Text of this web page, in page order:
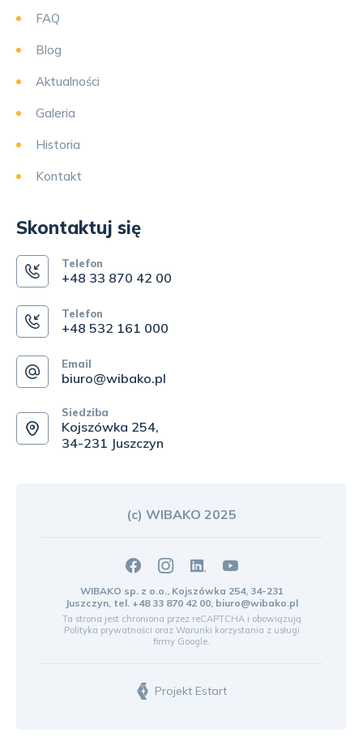
FAQ
Blog
Aktualności
Galeria
Historia
Kontakt
Skontaktuj się
Telefon
+48 33 870 42 00
Telefon
+48 532 161 000
Email
biuro@wibako.pl
Siedziba
Kojszówka 254,
34-231 Juszczyn
(c) WIBAKO 2025
WIBAKO sp. z o.o., Kojszówka 254, 34-231
Juszczyn, tel. +48 33 870 42 00, biuro@wibako.pl
Ta strona jest chroniona przez reCAPTCHA i obowiązują
Polityka prywatności oraz Warunki korzystania z usługi
firmy Google.
Projekt Estart